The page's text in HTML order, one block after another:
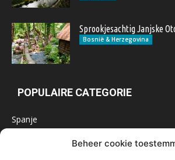
Beheer cookie
Sprookjesachtig Janjske
Bosnië & Herzegovina
POPULAIRE CATEGORIE
Spanje